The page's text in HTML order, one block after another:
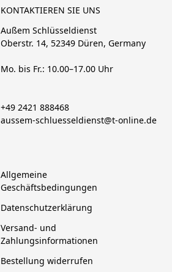
KONTAKTIEREN SIE UNS
Außem Schlüsseldienst
Oberstr. 14, 52349 Düren, Germany
Mo. bis Fr.: 10.00–17.00 Uhr
+49 2421 888468
aussem-schluesseldienst@t-online.de
Allgemeine
Geschäftsbedingungen
Datenschutzerklärung
Versand- und
Zahlungsinformationen
Bestellung widerrufen